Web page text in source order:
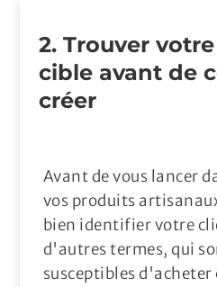
2. Trouver
cible avant de
créer
Avant de vous lancer
vos produits
bien identifier votre
d'autres termes, qui
susceptibles d'acheter